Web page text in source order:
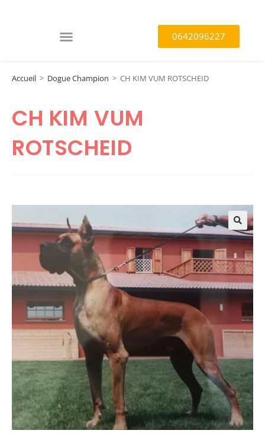
0642096227
Accueil > Dogue Champion > CH KIM VUM ROTSCHEID
CH KIM VUM
ROTSCHEID
🔍